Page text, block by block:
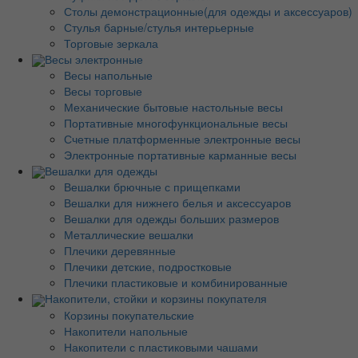
Столы демонстрационные(для одежды и аксессуаров)
Стулья барные/стулья интерьерные
Торговые зеркала
Весы электронные
Весы напольные
Весы торговые
Механические бытовые настольные весы
Портативные многофункциональные весы
Счетные платформенные электронные весы
Электронные портативные карманные весы
Вешалки для одежды
Вешалки брючные с прищепками
Вешалки для нижнего белья и аксессуаров
Вешалки для одежды больших размеров
Металлические вешалки
Плечики деревянные
Плечики детские, подростковые
Плечики пластиковые и комбинированные
Накопители, стойки и корзины покупателя
Корзины покупательские
Накопители напольные
Накопители с пластиковыми чашами